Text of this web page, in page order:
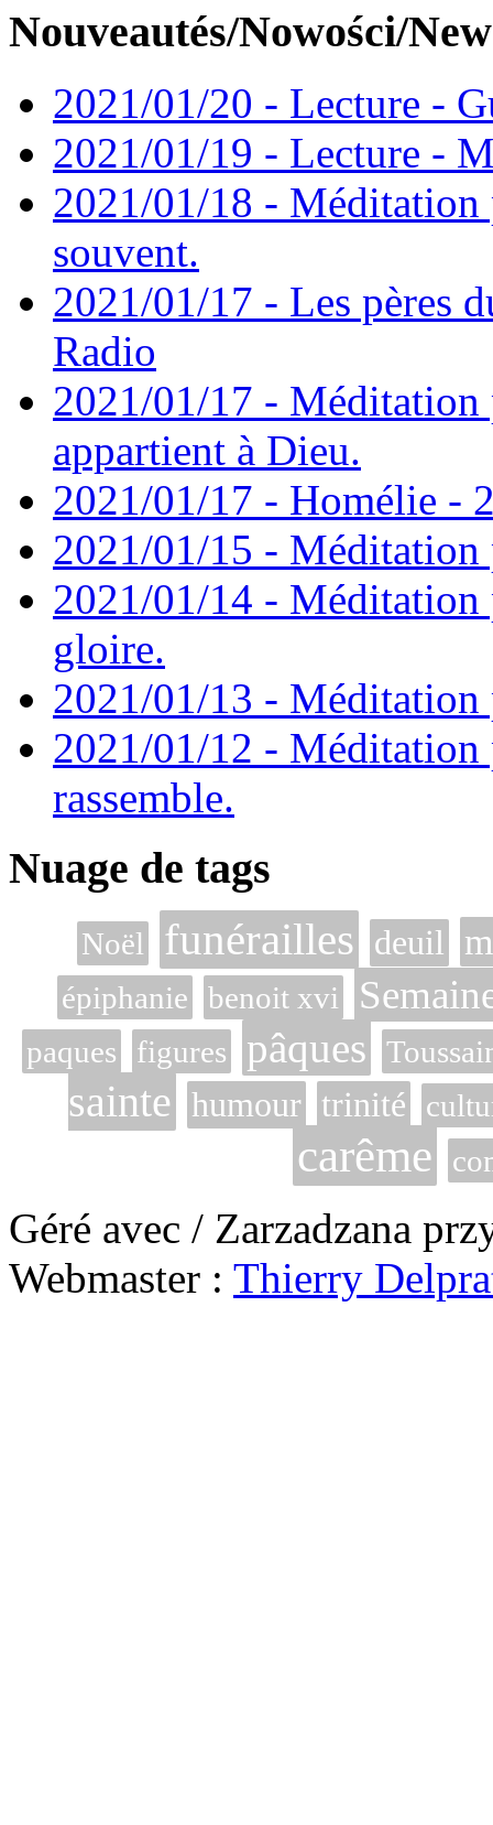
Nouveautés/Nowości/
2021/01/20 - Lecture -
2021/01/19 - Lecture -
2021/01/18 - Méditation
souvent.
2021/01/17 - Les pères
Radio
2021/01/17 - Méditation
appartient à Dieu.
2021/01/17 - Homélie -
2021/01/15 - Méditation
2021/01/14 - Méditation
gloire.
2021/01/13 - Méditation
2021/01/12 - Méditation
rassemble.
Nuage de tags
Noël funérailles deuil
épiphanie benoit xvi
paques figures pâques
sainte humour trinité
carême
Géré avec / Zarzadzana
Webmaster : Thierry